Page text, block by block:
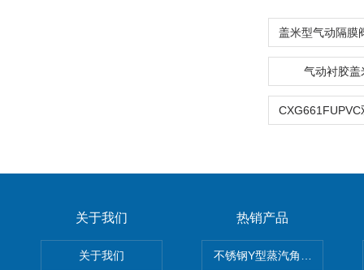
气动衬胶盖
关于我们
关于我们
热销产品
不锈钢Y型蒸汽角座阀